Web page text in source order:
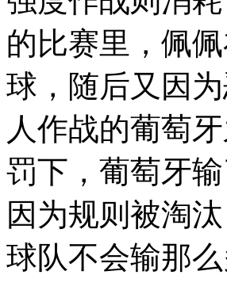
的比赛里，佩
球，随后又因
人作战的葡萄
罚下，葡萄牙
因为规则被淘
球队不会输那